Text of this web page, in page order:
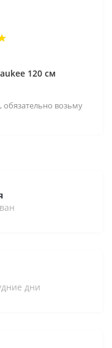
120 см
обязательно возьму
дни